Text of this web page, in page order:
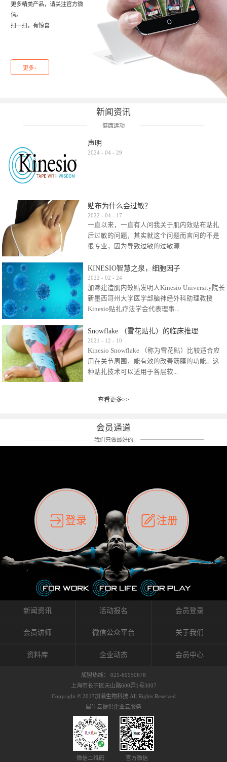
更多精美产品，请关注官方微
信。
扫一扫，有惊喜
更多+
新闻资讯
健康运动
声明
2024 - 04 - 29
贴布为什么会过敏？
2022 - 04 - 17
一直以来，一直有人问我关于肌内效贴布贴扎
后过敏的问题，其实就这个问题而言问的不是
很专业，因为导致过敏的过敏源...
很多，比如试穿件衣服有时都会过敏，特定条
件下吃东西有时也会过敏，难道不吃不穿了？
其他品牌的在此我们不予评价，就KINESIO肌内
效贴布来说，40多年的研究开发制造肌内效贴
比如我本人，几乎天天接触KINESIO肌内效，无
论从皮肤适应性还是本人皮肤本身就不属于不
易过敏的那种，基本不会有过敏瘙痒的情况。
但是，当身体不适、休息不好、持续紧张等特
殊因素的影响下，有时还是会出现瘙痒过敏的
前后后居家近30天左右，感觉日子都日夜颠倒
痛影响走路。当天疼痛部贴了EDF和胃十字，膝
关节贴了半月板贴布。第2天第12肋部的EDF和
消失，贴布也没有出现进一步瘙痒过敏。而膝
关节的半月板贴布张力用的100%，但自始至终
它都很坚强的贴着，没有出现过任何瘙痒的迹
象。不同的条件下，同一个身体，不同的部位
皮肤的敏感度也有不同。因此我们KINESIO要做
的，是在研发生产过程中竭尽全力的降低致敏
性，减少贴布本身带来的致敏率。那到底是什
么原因引起的过敏瘙痒呢？我整理了以下内容
仅供大家参考，希望能给予大家帮助。首先我
们分析解剖下过敏的原因，然后简说一下
KINESIO贴布贴扎后预防应对。我把导致过敏的
原因，简单分为外因和内因。外因1，贴布贴布
括：1）面料的伸展率、回缩率、纤维的刺激
能会给皮肤带来过度的刺激，从而引起过敏瘙
KINESIO智慧之泉，细胞因子
2022 - 02 - 24
加濑建造肌内效贴发明人Kinesio University院长
新墨西哥州大学医学部脑神经外科助理教授
Kinesio贴扎疗法学会代表理事...
Kinesio Taping Association International
（KTAI）名誉会长 身体具有免疫、疼痛、细胞
破坏、发热、修复、增殖、再生等自然愈合能
力。 多作为细胞因子存在于皮肤表皮、真皮、
扎疗法）的效果是通过创造一个环境，使每种
以激发身体的自然愈合能力。 通常，药物会削
弱细胞因子的作用，单方面还会引起副作用的
症状。 与此相比，Kinesio肌内效贴创造了细
的控制仍有许多未知。 细胞因子是一种酵素，
各种各样的酵素起着适当的作用，为细胞创造
了适合居住的环境。 在现代医学上，这种细胞
因子是一种酶的观点往往被否定，但在体内有
有毒细菌和无毒细菌，它们起着保持身体平衡
的作用。 Kinesio肌内效贴不像药物那样在短时
间内表现出症状，而是通过花费时间创造一个
对身体没有伤害（副作用等）的环境来减轻症
状。 但是，由于营养、精神、运动的平衡被破
坏，各种细胞就会发生病态变化。 在一定的状
态下，细胞因子会自动捕捉异常，并在细胞之
间传递适当的修复信息。可以收集各自所需的
因子级联；细胞因子的连锁反应）。 如果这种
者甚至提供不需要的物质。 因此，身体所需的
自然愈合能力不仅不能发挥作用，反而会造成
恶化的环境。Kinesio肌内效贴的作用，就是解
决这些问题。 KinesioTaping ® （Kinesio贴扎
疗法）的概念是空（空间），动（流动），冷
（抑制热的上升），为了实现这些，贴布的质
作出来。 特别地，Kinesio Medical
Tappling®（Kinesio医疗贴扎）通过从皮肤表面
长时间给予适...
Snowflake （雪花贴扎）的临床推理
2021 - 12 - 10
Kinesio Snowflake （称为雪花贴）比较适合应
用在关节周围，能有效的改善筋膜的功能。这
种贴扎技术可以适用于各层软...
组织:肌肉，肌腱，韧带（主要围绕有问题的关
状，而是指贴布本身很重量，以及贴布刺激的
类型。贴布的应用充分利用了体内由间质液组
成的自然流体力学的流体层。这种轻微的刺激
间，还可以在单片贴布上提供支持和深度刺
激。通过对间质液的适当控制，可以连接皮下
筋膜，对关节进行非常轻柔的刺激，增加患部
的治疗区域。 snowflake“雪花”贴布不会妨碍皮
肤上下左右运动，有效的辅助修复关节周围组
织的筋膜。它可以作用于关节或肌肉表面，释
放压力，刺激深层筋膜。“雪花”贴扎疗法是一
种可以改变肌肉、筋膜和间质液之间自然流动
关系的方法。 间质液间质被称为人体的新器
官。研究人员认为，整个身体的网络是由坚韧
且柔软的蛋白质结构所支撑的相互连接的充满
流体的空间构成的。如果作为脏器，这是人体
最大的脏器，约占体重的20%（相比之下，皮
内流通，有助于细胞的再生和恢复。“1”“雪花”
周围进行轻柔的刺激，改善受影响的关节和肌
到辅助修复损伤组织的作用。对组织的营养供
膜，韧带和关节周围皮下组织的关节囊。 流
体力学理论加濑博士-Kinesio肌内效贴布的发明
人流体力学理论是以对日常生活产生反复影响
的纤细筋膜的性质为焦点。 筋膜容易受到外部
查看更多>>
会员通道
我们只做最好的
登录 注册
新闻资讯 活动报名 会员登录
会员讲师 微信公众平台 关于我们
资料库 企业动态 会员中心
加盟热线： 021-60950678
上海市长宁区天山路600弄1号3007
Copyright © 2017加濑生物科技.All Rights Reserved
犀牛云提供企业云服务
微信二维码 官方微信